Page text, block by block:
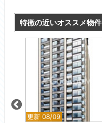
特徴の近いオススメ物件
更新 08/09